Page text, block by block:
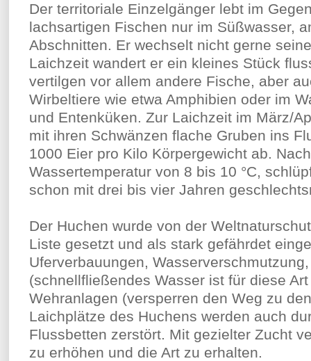
Der territoriale Einzelgänger lebt im
lachsartigen Fischen nur im Süßwasser,
Abschnitten. Er wechselt nicht gerne
Laichzeit wandert er ein kleines Stück
vertilgen vor allem andere Fische, aber
Wirbeltiere wie etwa Amphibien oder im
und Entenküken. Zur Laichzeit im März/
mit ihren Schwänzen flache Gruben ins
1000 Eier pro Kilo Körpergewicht ab.
Wassertemperatur von 8 bis 10 °C,
schon mit drei bis vier Jahren
Der Huchen wurde von der
Liste gesetzt und als stark gefährdet
Uferverbauungen,
(schnellfließendes Wasser ist für diese
Wehranlagen (versperren den Weg zu
Laichplätze des Huchens werden auch
Flussbetten zerstört. Mit gezielter Zucht
zu erhöhen und die Art zu erhalten.